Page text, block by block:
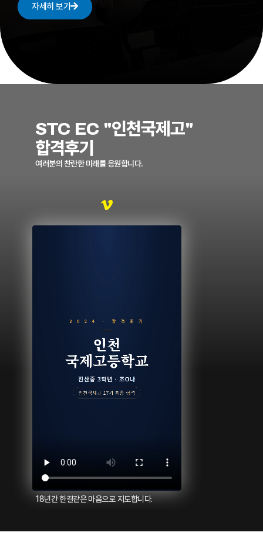
자세히 보기
STC EC "인천국제고"
합격후기
여러분의 찬란한 미래를 응원합니다.
18년간 한결같은 마음으로 지도합니다.